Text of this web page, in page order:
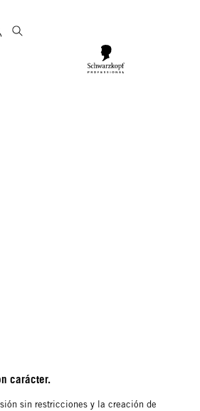
carácter.
sin restricciones y la creación de